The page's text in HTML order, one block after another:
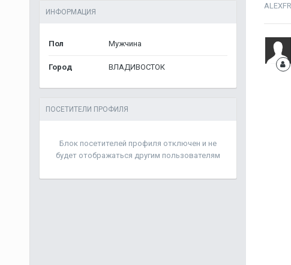
ИНФОРМАЦИЯ
Пол Мужчина
Город ВЛАДИВОСТОК
ПОСЕТИТЕЛИ ПРОФИЛЯ
Блок посетителей профиля отключен и не
будет отображаться другим пользователям